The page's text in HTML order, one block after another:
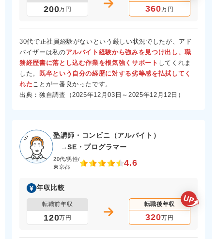
200万円 360万円
30代で正社員経験がないという厳しい状況でしたが、アド
バイザーは私のアルバイト経験から強みを見つけ出し、職
務経歴書に落とし込む作業を根気強くサポート してくれま
した。
既卒という自分の経歴に対する劣等感を払拭してく
れたことが一番良かったです。
出典：独自調査（2025年12月03日～2025年12月12日）
塾講師・コンビニ（アルバイト）
→SE・プログラマー
20代/男性/
東京都
4.6
年収比較
転職前年収
120万円
転職後年収
320万円